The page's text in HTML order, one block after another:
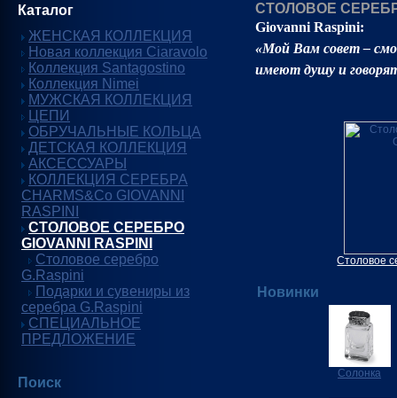
Каталог
ЖЕНСКАЯ КОЛЛЕКЦИЯ
Новая коллекция Ciaravolo
Коллекция Santagostino
Коллекция Nimei
МУЖСКАЯ КОЛЛЕКЦИЯ
ЦЕПИ
ОБРУЧАЛЬНЫЕ КОЛЬЦА
ДЕТСКАЯ КОЛЛЕКЦИЯ
АКСЕССУАРЫ
КОЛЛЕКЦИЯ СЕРЕБРА
CHARMS&Co GIOVANNI
RASPINI
СТОЛОВОЕ СЕРЕБРО
GIOVANNI RASPINI
Столовое серебро
G.Raspini
Подарки и сувениры из
серебра G.Raspini
СПЕЦИАЛЬНОЕ
ПРЕДЛОЖЕНИЕ
Поиск
СТОЛОВОЕ
Giovanni Raspini:
«Мой Вам совет –
имеют душу и
Столовое
Новинки
Солонка